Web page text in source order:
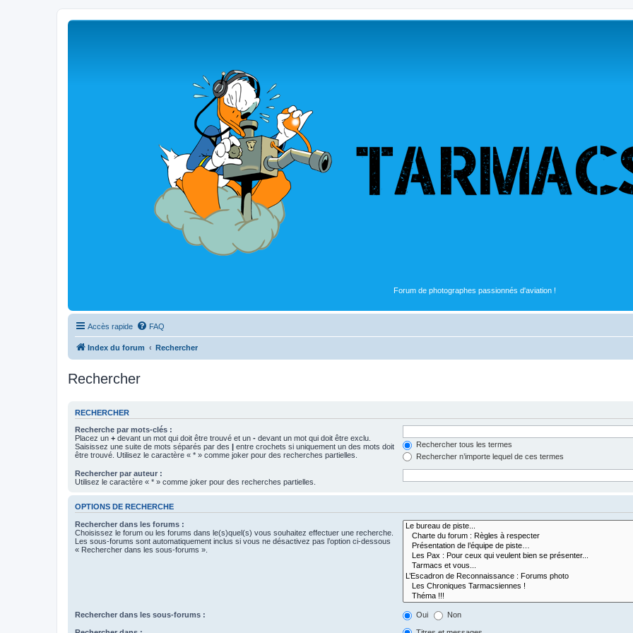
Forum de photographes passionnés d'aviation !
Accès rapide FAQ
Index du forum Rechercher
Rechercher
RECHERCHER
Recherche par mots-clés :
Placez un + devant un mot qui doit être trouvé et un - devant un mot qui doit être exclu.
Saisissez une suite de mots séparés par des | entre crochets si uniquement un des mots doit
être trouvé. Utilisez le caractère « * » comme joker pour des recherches partielles.
Rechercher tous les termes
Rechercher n’importe lequel de ces termes
Rechercher par auteur :
Utilisez le caractère « * » comme joker pour des recherches partielles.
OPTIONS DE RECHERCHE
Rechercher dans les forums :
Choisissez le forum ou les forums dans le(s)quel(s) vous souhaitez effectuer une recherche.
Les sous-forums sont automatiquement inclus si vous ne désactivez pas l’option ci-dessous
« Rechercher dans les sous-forums ».
Rechercher dans les sous-forums : Oui Non